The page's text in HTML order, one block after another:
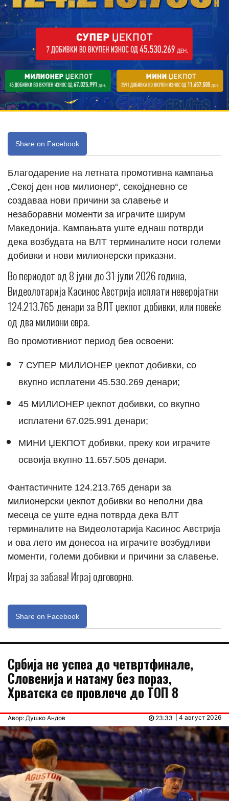
Share on Facebook
Благодарение на летната промотивна кампања
„Секој ден нов милионер“, секојдневно се
создаваа нови причини за славење и
незаборавни моменти за играчите ширум
Македонија. Кампањата уште еднаш потврди
дека возбудата на ВЛТ терминалите носи големи
добивки и нови милионерски приказни.
Во периодот од 8 јуни до 31 јули 2026 година,
Видеолотарија Касинос Австрија исплати неверојатни
124.213.765 денари за ВЛТ џекпот добивки, или повеќе
од два милиони евра.
Во промотивниот период беа освоени:
7 СУПЕР МИЛИОНЕР џекпот добивки, со
вкупно исплатени 45.530.269 денари;
45 МИЛИОНЕР џекпот добивки, со вкупно
исплатени 67.025.991 денари;
МИНИ ЏЕКПОТ добивки, преку кои играчите
освоија вкупно 11.657.505 денари.
Фантастичните 124.213.765 денари за
милионерски џекпот добивки во неполни два
месеца се уште една потврда дека ВЛТ
терминалите на Видеолотарија Касинос Австрија
и ова лето им донесоа на играчите возбудливи
моменти, големи добивки и причини за славење.
Играј за забава! Играј одговорно.
Share on Facebook
Србија не успеа до четвртфинале,
Словенија и натаму без пораз,
Хрватска се провлече до ТОП 8
Авор: Душко Андов | 4 август 2026
23:33